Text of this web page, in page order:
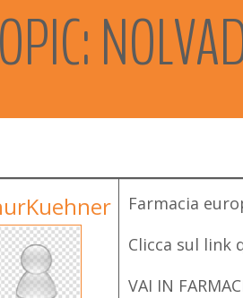
Farmacia
Clicca sul link
VAI IN